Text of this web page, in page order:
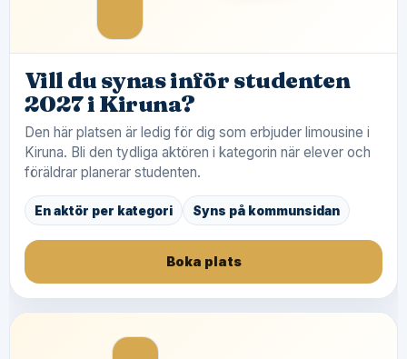
Vill du synas inför studenten
2027 i Kiruna?
Den här platsen är ledig för dig som erbjuder limousine i
Kiruna. Bli den tydliga aktören i kategorin när elever och
föräldrar planerar studenten.
En aktör per kategori Syns på kommunsidan
Boka plats